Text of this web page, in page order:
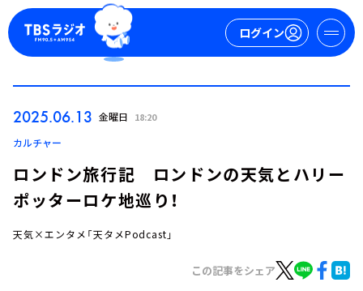
ログイン
2025.06.13 金曜日 18:20
カルチャー
ロンドン旅行記 ロンドンの天気とハリー
ポッターロケ地巡り！
天気×エンタメ「天タメPodcast」
この記事をシェア